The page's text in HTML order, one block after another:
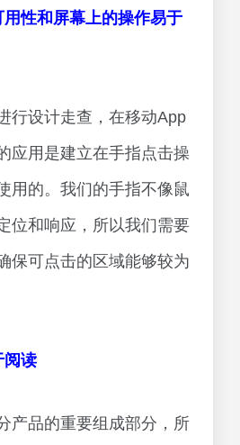
性和屏幕上的操作易于
行设计走查，在移动App
应用是建立在手指点击操
用的。我们的手指不像鼠
位和响应，所以我们需要
保可点击的区域能够较为
阅读
产品的重要组成部分，所